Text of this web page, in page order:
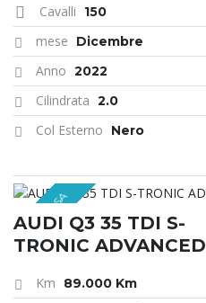
Cavalli 150
mese Dicembre
Anno 2022
Cilindrata 2.0
Col Esterno Nero
MAESTOSA
AUDI Q3 35 TDI S-
TRONIC ADVANCED
Km 89.000 Km